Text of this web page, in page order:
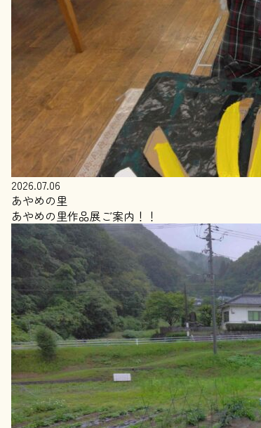
2026.07.06
あやめの里
あやめの里作品展ご案内！！